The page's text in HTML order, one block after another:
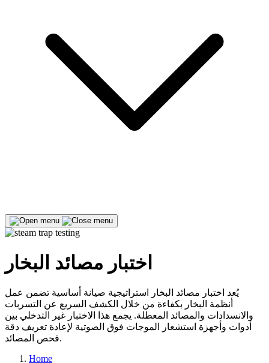
اختبار مصائد البخار
يُعد اختبار مصائد البخار استراتيجية صيانة أساسية تضمن عمل
أنظمة البخار بكفاءة من خلال الكشف السريع عن التسربات
والانسدادات والمصائد المعطلة. يجمع هذا الاختبار غير التدخلي بين
أدوات وأجهزة استشعار الموجات فوق الصوتية لإعادة تعريف دقة
فحص المصائد.
Home